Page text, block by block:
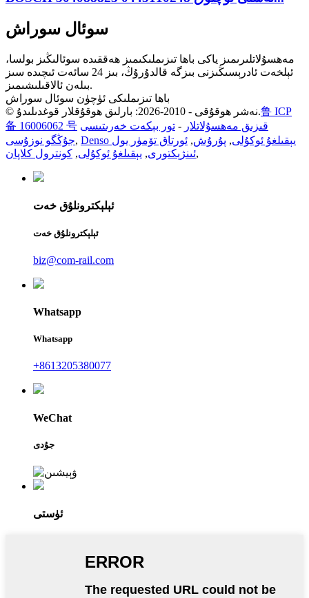
سوئال سوراش
مەھسۇلاتلىرىمىز ياكى باھا تىزىملىكىمىز ھەققىدە سوئالىڭىز بولسا،
ئېلخەت ئادرېسىڭىزنى بىزگە قالدۇرۇڭ، بىز 24 سائەت ئىچىدە سىز
بىلەن ئالاقىلىشىمىز.
باھا تىزىملىكى ئۈچۈن سوئال سوراش
© نەشر ھوقۇقى - 2010-2026: بارلىق ھوقۇقلار قوغدىلىدۇ.鲁 ICP
备 16006062 号
قىزىق مەھسۇلاتلار - تور بېكەت خەرىتىسى
جۇڭگو نوزۇسى, Denso يېقىلغۇ ئوكۇلى, پۇرۇش, ئورتاق تۆمۈر يول
ئىنژېكتورى, يېقىلغۇ ئوكۇلى, كونترول كلاپان ,
ئېلېكترونلۇق خەت
ئېلېكترونلۇق خەت
biz@com-rail.com
Whatsapp
Whatsapp
+8613205380077
WeChat
جۇدى
ئۈستى